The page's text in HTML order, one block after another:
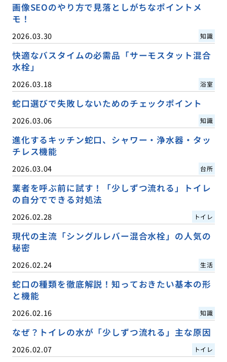
画像SEOのやり方で見落としがちなポイントメ
モ！
2026.03.30 知識
快適なバスタイムの必需品「サーモスタット混合
水栓」
2026.03.18 浴室
蛇口選びで失敗しないためのチェックポイント
2026.03.06 知識
進化するキッチン蛇口、シャワー・浄水器・タッ
チレス機能
2026.03.04 台所
業者を呼ぶ前に試す！「少しずつ流れる」トイレ
の自分でできる対処法
2026.02.28 トイレ
現代の主流「シングルレバー混合水栓」の人気の
秘密
2026.02.24 生活
蛇口の種類を徹底解説！知っておきたい基本の形
と機能
2026.02.16 知識
なぜ？トイレの水が「少しずつ流れる」主な原因
2026.02.07 トイレ